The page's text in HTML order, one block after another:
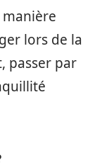
manière
lors de la
passer par